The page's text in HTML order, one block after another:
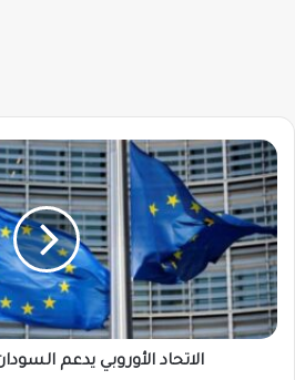
الاتحاد
الأوروبي
يدعم
السودان
بمبالغ
ضخمة
الاتحاد الأوروبي يدعم